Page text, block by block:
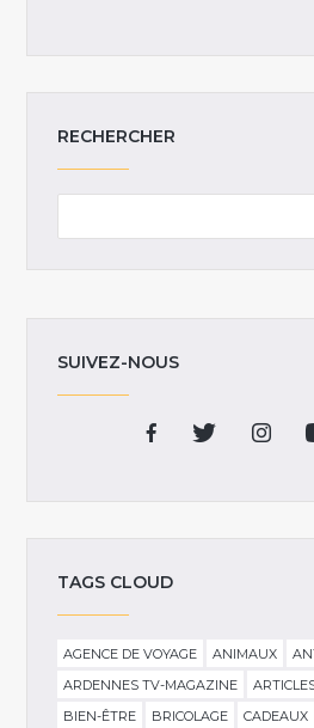
RECHERCHER
SUIVEZ-NOUS
TAGS CLOUD
AGENCE DE VOYAGE ANIMAUX
ARDENNES TV-MAGAZINE
BIEN-ÊTRE
BRICOLAGE CADEAUX